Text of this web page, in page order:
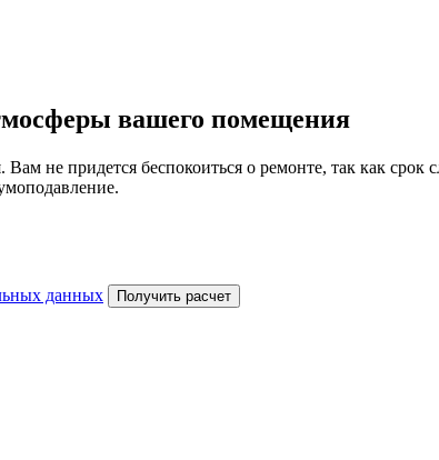
вашего помещения
не придется беспокоиться о ремонте, так как
данных Получить расчет